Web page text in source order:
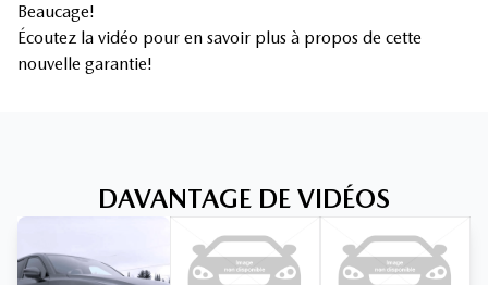
Beaucage!
Écoutez la vidéo pour en savoir plus à propos de cette
nouvelle garantie!
DAVANTAGE DE VIDÉOS